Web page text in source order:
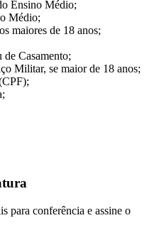
Ensino Médio;
Médio;
maiores de 18 anos;
Casamento;
Militar, se maior de 18 anos;
para conferência e assine o